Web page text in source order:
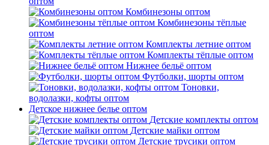
Комбинезоны оптом
Комбинезоны тёплые
оптом
Комплекты летние оптом
Комплекты тёплые оптом
Нижнее бельё оптом
Футболки, шорты оптом
Тоновки,
водолазки, кофты оптом
Детское нижнее белье оптом
Детские комплекты оптом
Детские майки оптом
Детские трусики оптом